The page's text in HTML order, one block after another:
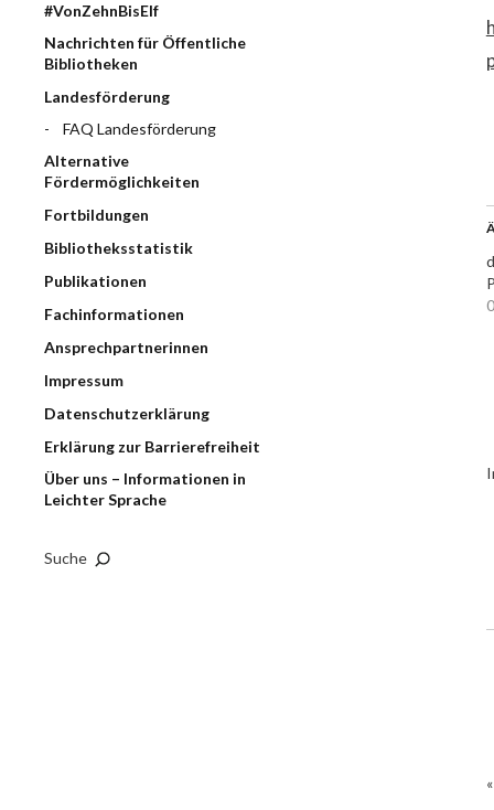
#VonZehnBisElf
Nachrichten für Öffentliche
Bibliotheken
Landesförderung
FAQ Landesförderung
Alternative
Fördermöglichkeiten
Fortbildungen
Bibliotheksstatistik
Publikationen
Fachinformationen
Ansprechpartnerinnen
Impressum
Datenschutzerklärung
Erklärung zur Barrierefreiheit
Über uns – Informationen in
Leichter Sprache
Suche